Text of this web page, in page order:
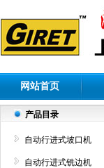
网站首页
产品目录
自动行进式坡口机
自动行进式铣边机